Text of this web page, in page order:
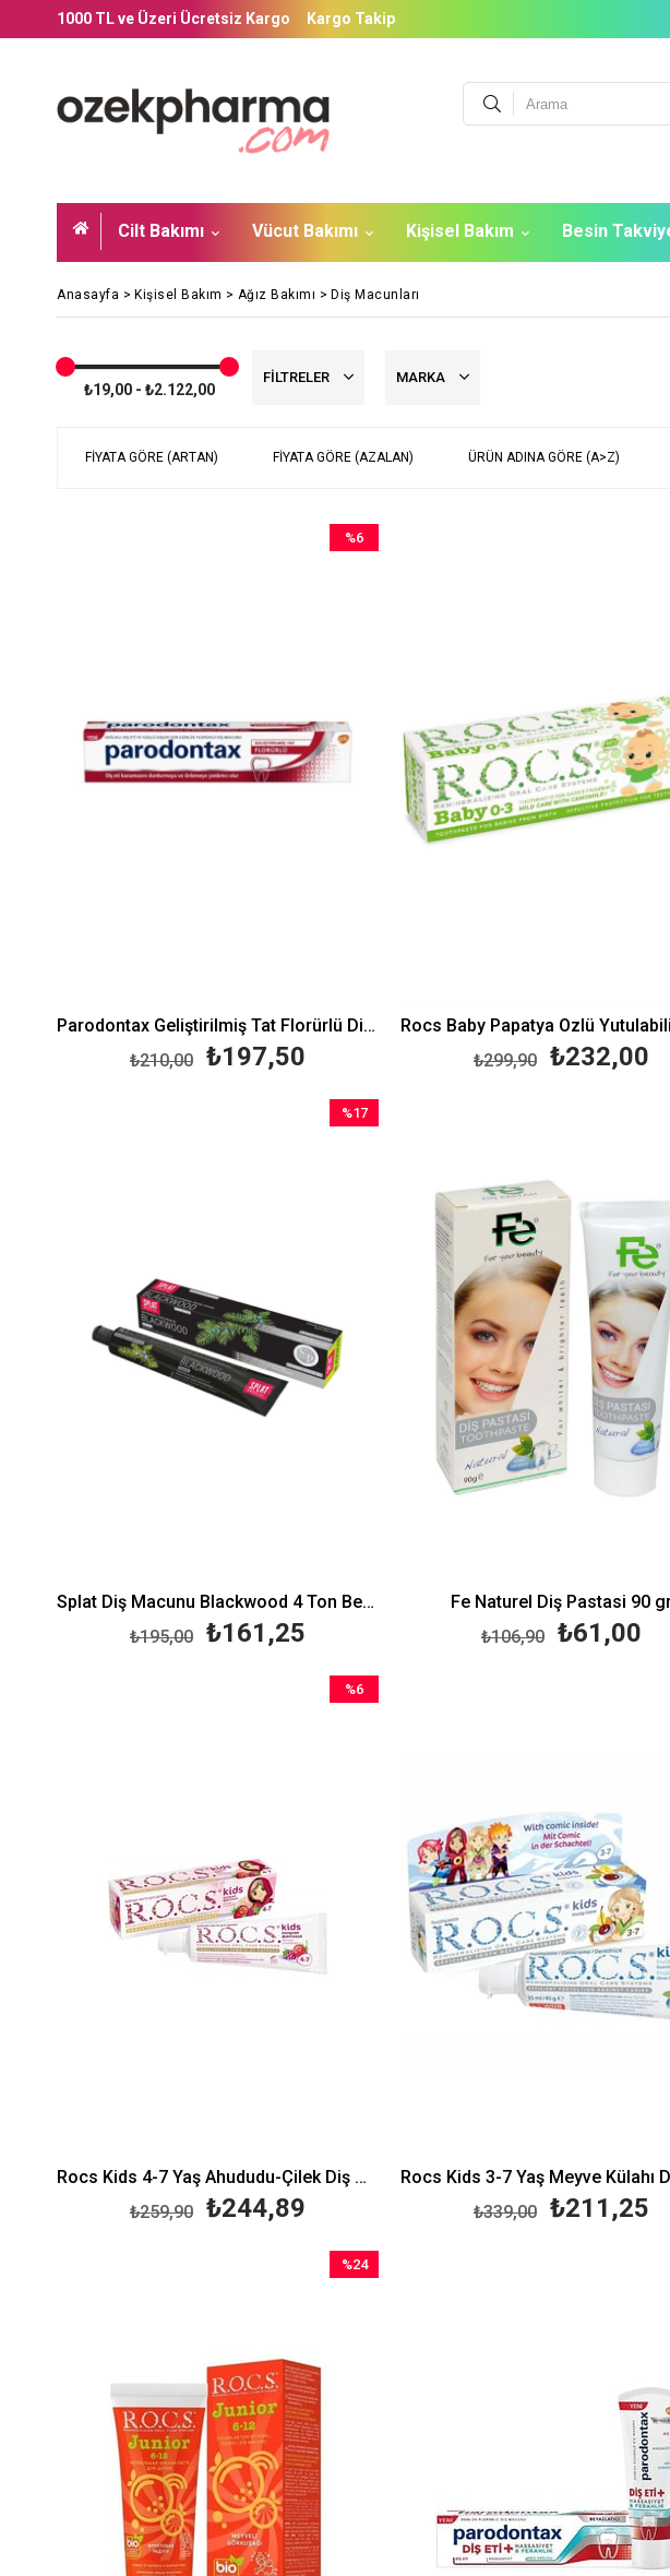
1000 TL ve Üzeri Ücretsiz Kargo Kargo Takip
Cilt Bakımı Vücut Bakımı Kişisel Bakım Besin
Anasayfa > Kişisel Bakım > Ağız Bakımı > Diş Macunları
₺19,00 - ₺2.122,00
FILTRELER MARKA
FIYATA GÖRE (ARTAN) FIYATA GÖRE (AZALAN) ÜRÜN ADINA GÖRE (A>Z)
Parodontax Geliştirilmiş Tat Florürlü Diş Macunu 75 ml
₺197,50
₺210,00
%6
₺232,00
₺299,90
Splat Diş Macunu Blackwood 4 Ton Beyaz 75 ml
₺161,25
₺195,00
%17
Fe Naturel Diş Pastasi 90
₺61,00
₺106,90
Rocs Kids 4-7 Yaş Ahududu-Çilek Diş Macunu 35 ml
₺244,89
₺259,90
%6
₺211,25
₺339,00
%24